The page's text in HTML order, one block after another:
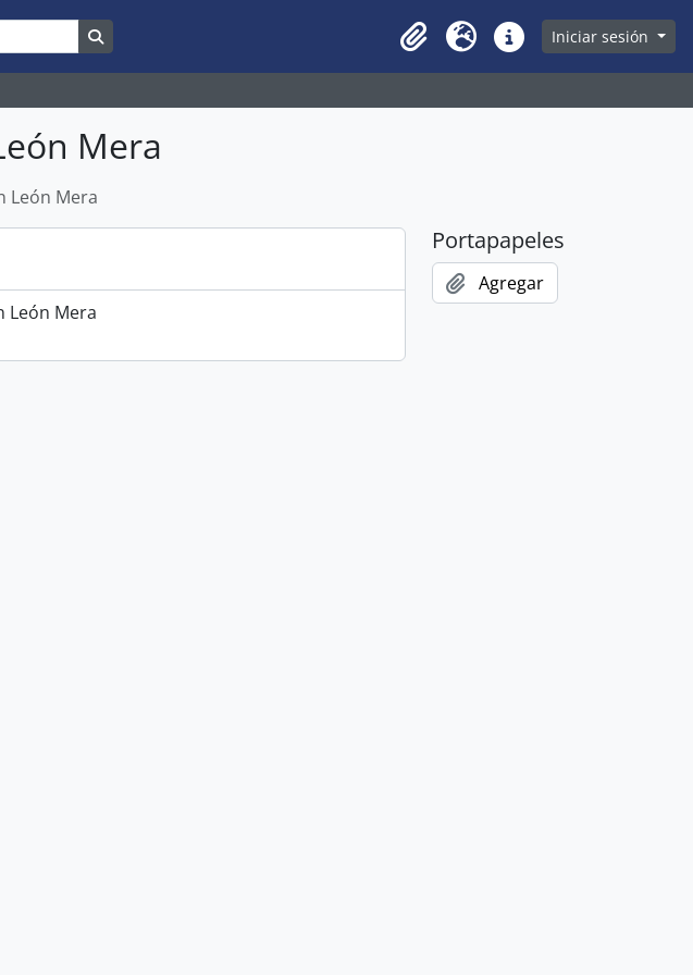
Clipboard
Idioma Enlaces rápidos
Iniciar sesión
Mera
León Mera
León Mera
Portapapeles
Agregar